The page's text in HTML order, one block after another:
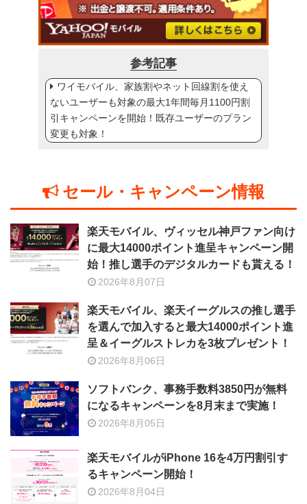
参考記事
ワイモバイル、家族割やネット回線割を使え
ないユーザーも対象の最大1年間毎月1100円割
引キャンペーンを開始！既存ユーザーのプラン
変更も対象！
セール・キャンペーン情報
楽天モバイル、ヴィッセル神戸ファン向け
に最大14000ポイント進呈キャンペーン開
始！推し選手のデジタルカードも貰える！
2026年8月07日
楽天モバイル、楽天イーグルスの推し選手
を選んで加入すると最大14000ポイント進
呈＆イーグルストレカを3枚プレゼント！
2026年8月06日
ソフトバンク、事務手数料3850円が無料
になるキャンペーンを8月末まで実施！
2026年8月05日
楽天モバイルがiPhone 16を4万円割引す
るキャンペーン開始！
2026年8月04日